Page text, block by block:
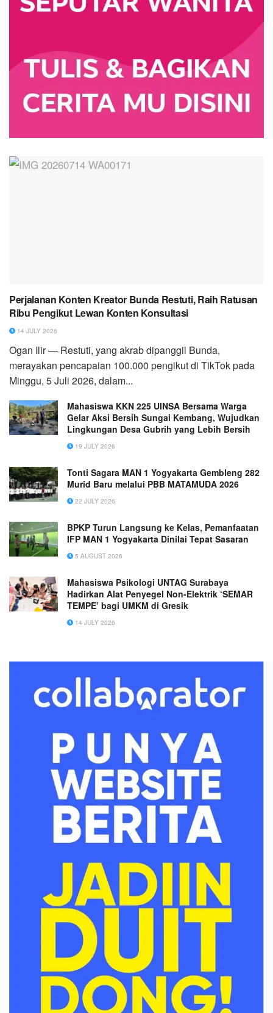
Perjalanan Konten Kreator Bunda Restuti, Raih Ratusan
Ribu Pengikut Lewan Konten Konsultasi
14 JULY 2026
Ogan Ilir — Restuti, yang akrab dipanggil Bunda,
merayakan pencapaian 100.000 pengikut di TikTok pada
Minggu, 5 Juli 2026, dalam...
Mahasiswa KKN 225 UINSA Bersama Warga
Gelar Aksi Bersih Sungai Kembang, Wujudkan
Lingkungan Desa Gubrih yang Lebih Bersih
19 JULY 2026
Tonti Sagara MAN 1 Yogyakarta Gembleng 282
Murid Baru melalui PBB MATAMUDA 2026
22 JULY 2026
BPKP Turun Langsung ke Kelas, Pemanfaatan
IFP MAN 1 Yogyakarta Dinilai Tepat Sasaran
5 AUGUST 2026
Mahasiswa Psikologi UNTAG Surabaya
Hadirkan Alat Penyegel Non-Elektrik ‘SEMAR
TEMPE’ bagi UMKM di Gresik
14 JULY 2026